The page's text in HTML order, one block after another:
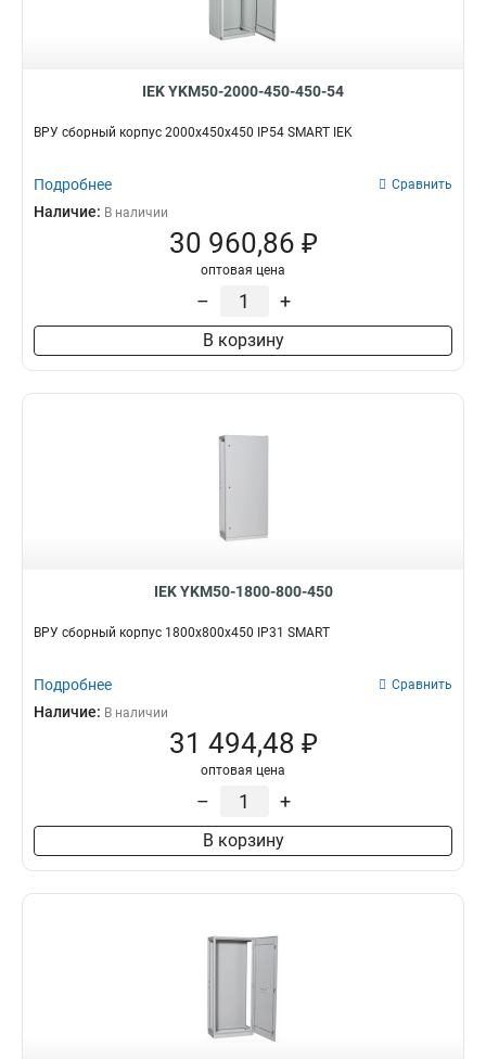
IEK YKM50-2000-450-450-54
ВРУ сборный корпус 2000х450х450 IP54 SMART IEK
Подробнее Сравнить
Наличие: В наличии
30 960,86 ₽
оптовая цена
– +
В корзину
IEK YKM50-1800-800-450
ВРУ сборный корпус 1800х800х450 IP31 SMART
Подробнее Сравнить
Наличие: В наличии
31 494,48 ₽
оптовая цена
– +
В корзину